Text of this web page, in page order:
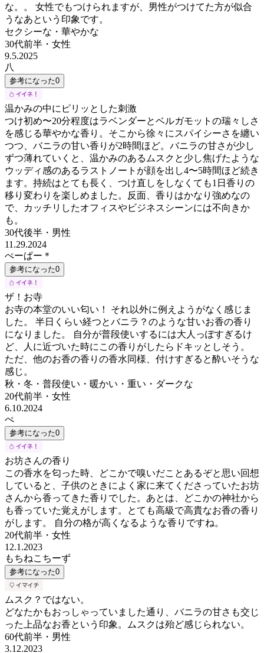
な。。 女性でもつけられますが、男性がつけてた方が似合
うなあという印象です。
セクシーな・華やかな
30代前半 ・ 女性
9.5.2025
八
参考になった0
温かみの中にピリッとした刺激
つけ初め〜20分程度はラベンダーとベルガモットの瑞々しさ
を感じる華やかな香り。そこから徐々にスパイシーさを纏い
つつ、バニラの甘い香りが2時間ほど。バニラの甘さが少し
ずつ薄れていくと、温かみのあるムスクと少し焦げたような
ウッディ感のあるラストノートが顔を出し4〜5時間ほど続き
ます。持続はとても長く、つけ直しをしなくても1日香りの
移り変わりを楽しめました。反面、香りはかなり強めなの
で、カッチリしたオフィスやビジネスシーンには不向きか
も。
30代後半 ・ 男性
11.29.2024
ぺーぱー＊
参考になった0
ザ！お寺
お寺の本堂のいい匂い！ それ以外に例えようがなく感じま
した。 半日くらい経つとバニラ？のような甘いお香の香り
になりました。 自分が普段使いするには大人っぽすぎるけ
ど、人に近づいた時にこの香りがしたらドキッとしそう。
ただ、他のお香の香りの香水同様、付けすぎると酔いそうな
感じ。
秋・冬・普段使い・暖かい・重い・ダークな
20代前半 ・ 女性
6.10.2024
ぺ
参考になった0
お坊さんの香り
この香水を匂った時、どこかで嗅いだことあるぞと思い回想
していると、子供のときによく家に来てくださっていたお坊
さんから香ってきた香りでした。あとは、どこかの神社から
も香っていた覚えがします。とても高級で高貴なお香の香り
がします。 自分の格が高くなるような香りですね。
20代前半 ・ 女性
12.1.2023
もちねこちーず
参考になった0
ムスク？ではない。
どなたかもおっしゃっていました通り、バニラの甘さも交じ
った上品なお香という印象。ムスクは殆ど感じられない。
60代前半 ・ 男性
3.12.2023